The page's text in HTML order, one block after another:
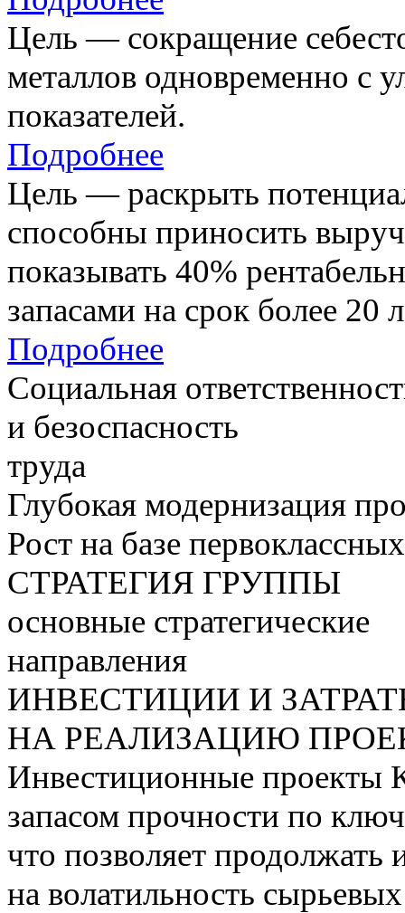
Цель — сокращение
металлов одновременно с
показателей.
Подробнее
Цель — раскрыть
способны приносить
показывать 40%
запасами на срок более 20
Подробнее
Социальная
и безоспасность
труда
Глубокая модернизация
Рост на базе
СТРАТЕГИЯ ГРУППЫ
основные стратегические
направления
ИНВЕСТИЦИИ И
НА РЕАЛИЗАЦИЮ
Инвестиционные проекты
запасом прочности по
что позволяет продолжать
на волатильность